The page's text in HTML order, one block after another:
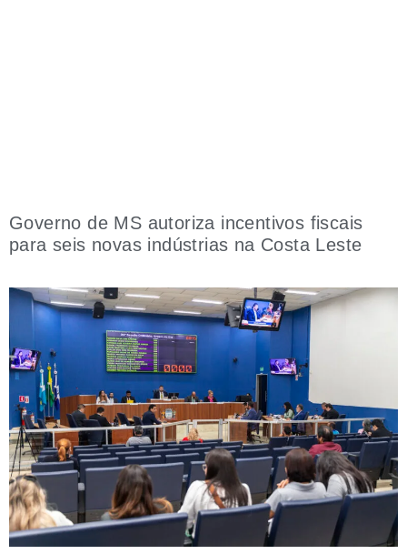
Governo de MS autoriza incentivos fiscais
para seis novas indústrias na Costa Leste